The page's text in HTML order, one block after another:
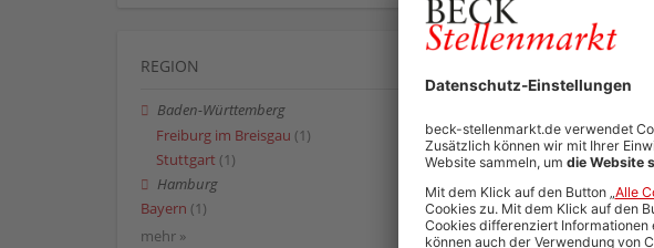
REGION
Baden-Württemberg
Freiburg im Breisgau (1)
Stuttgart (1)
Hamburg
Bayern (1)
mehr »